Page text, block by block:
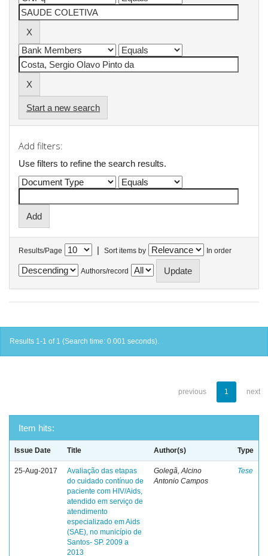
Start a new search
Add filters:
Use filters to refine the search results.
Results/Page | Sort items by In order
Authors/record
Results 1-1 of 1 (Search time: 0.001 seconds).
previous 1 next
Item hits:
Issue Date Title Author(s) Type
25-Aug-2017
Avaliação das etapas
do cuidado contínuo de
paciente com HIV/Aids,
atendido em serviço de
atendimento
especializado em Aids
(SAE), no município de
Santos- SP. 2009 a
2013
Golegã, Alcino
Antonio Campos
Tese